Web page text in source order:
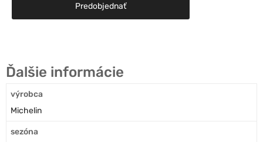
Predobjednať
Ďalšie informácie
výrobca
Michelin
sezóna